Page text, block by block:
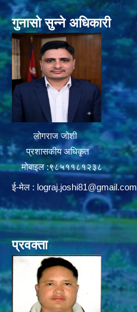
गुनासो सुन्ने अधिकारी
लोगराज जोशी
प्रशासकीय अधिकृत
मोबाइल :९८५११८१२३८
ई-मेल : lograj.joshi81@gmail.com
प्रवक्ता